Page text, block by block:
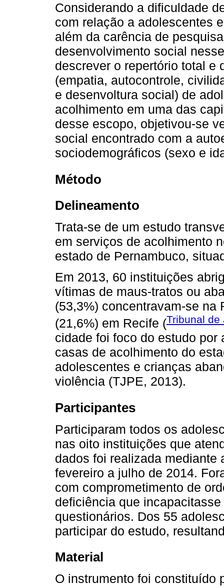
Considerando a dificuldade
com relação a adolescentes
além da carência de
desenvolvimento social
descrever o repertório total e
(empatia, autocontrole,
e desenvoltura social) de
acolhimento em uma das
desse escopo, objetivou-se
social encontrado com a
sociodemográficos (sexo e
Método
Delineamento
Trata-se de um estudo
em serviços de acolhimento
estado de Pernambuco,
Em 2013, 60 instituições
vítimas de maus-tratos ou
(53,3%) concentravam-se na
(21,6%) em Recife (Tribunal de
cidade foi foco do estudo por
casas de acolhimento do
adolescentes e crianças
violência (TJPE, 2013).
Participantes
Participaram todos os
nas oito instituições que
dados foi realizada mediante
fevereiro a julho de 2014.
com comprometimento de
deficiência que
questionários. Dos 55
participar do estudo,
Material
O instrumento foi constituído